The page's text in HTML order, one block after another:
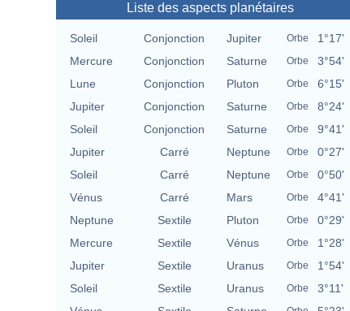
Liste des aspects planétaires
Soleil Conjonction Jupiter Orbe
1°17'
Mercure
Conjonction Saturne Orbe
3°54'
Lune
Conjonction Pluton Orbe
6°15'
Jupiter
Conjonction Saturne Orbe
8°24'
Soleil
Conjonction Saturne Orbe
9°41'
Jupiter
Carré Neptune Orbe
0°27'
Soleil
Carré Neptune Orbe
0°50'
Vénus
Carré Mars Orbe
4°41'
Neptune
Sextile Pluton Orbe
0°29'
Mercure
Sextile Vénus Orbe
1°28'
Jupiter
Sextile Uranus Orbe
1°54'
Soleil
Sextile Uranus Orbe
3°11'